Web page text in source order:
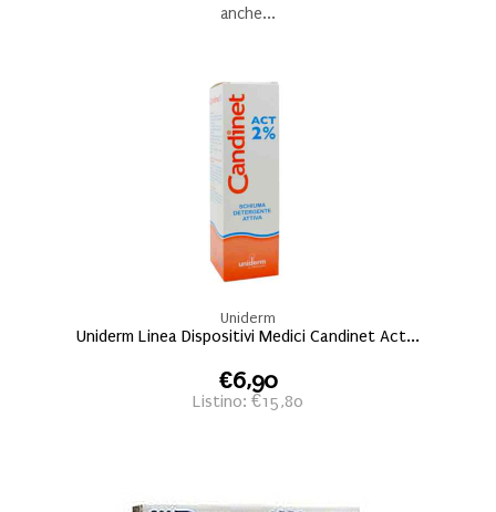
anche...
Uniderm
Uniderm Linea Dispositivi Medici Candinet Act...
€6,90
Listino: €15,80